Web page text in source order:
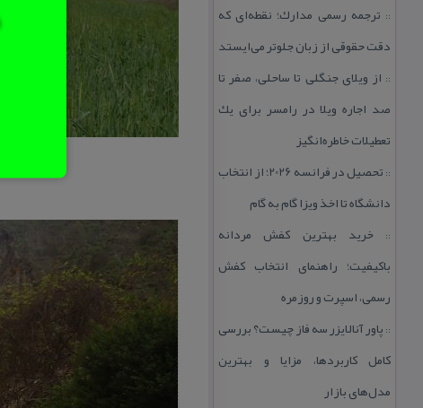
:: ترجمه رسمی مدارك؛ نقطه‌ای كه
دقت حقوقی از زبان جلوتر می‌ایستد
:: از ویلای جنگلی تا ساحلی، صفر تا
صد اجاره ویلا در رامسر برای یك
تعطیلات خاطره‌انگیز
::
تحصیل در فرانسه 2026؛ از انتخاب
دانشگاه تا اخذ ویزا گام به گام
::خرید بهترین كفش مردانه
باكیفیت؛ راهنمای انتخاب كفش
رسمی، اسپرت و روزمره
:: پاور آنالایزر سه فاز چیست؟ بررسی
كامل كاربردها، مزایا و بهترین
مدل‌های بازار